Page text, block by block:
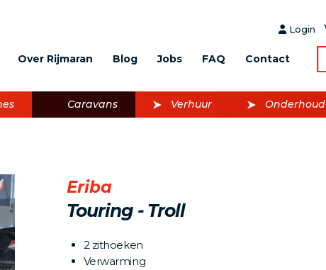
Login
Over Rijmaran Blog Jobs FAQ Contact
Caravans Verhuur Onderhoud
Eriba
Touring - Troll
2 zithoeken
Verwarming